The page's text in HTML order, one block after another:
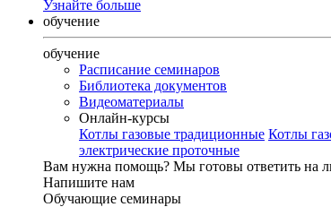
Узнайте больше
обучение
обучение
Расписание семинаров
Библиотека документов
Видеоматериалы
Онлайн-курсы
Котлы газовые традиционные Котлы
электрические проточные
Вам нужна помощь? Мы готовы ответить на
Напишите нам
Обучающие семинары